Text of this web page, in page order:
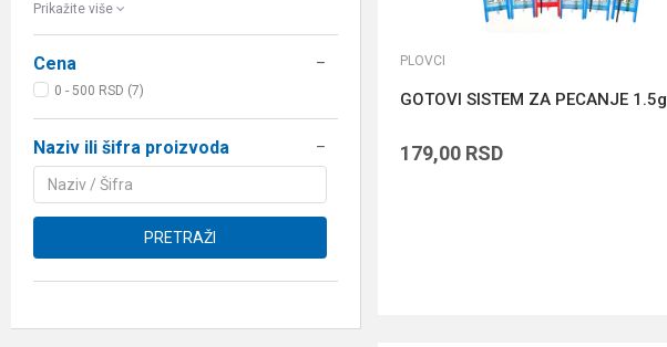
Prikažite više
Cena
0 - 500 RSD (7)
Naziv ili šifra proizvoda
PRETRAŽI
PLOVCI
GOTOVI SISTEM ZA PECANJE 1.5g
179,00 RSD